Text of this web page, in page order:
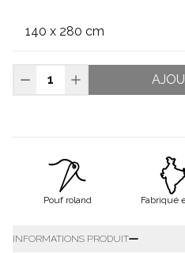
Pouf roland Fabriqué
INFORMATIONS PRODUIT